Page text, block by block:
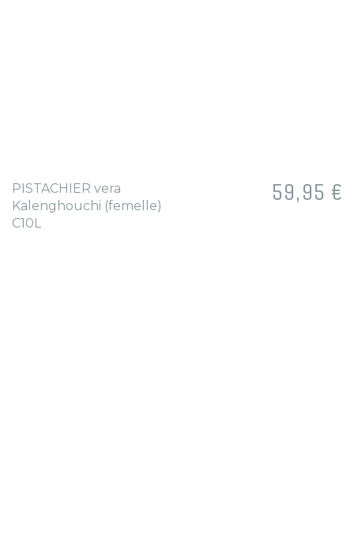
PISTACHIER vera
Kalenghouchi (femelle)
C10L
Prix
59,95 €